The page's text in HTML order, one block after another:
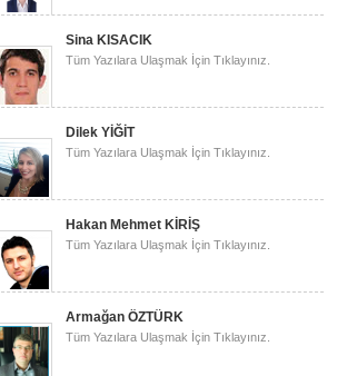
Sina KISACIK
Tüm Yazılara Ulaşmak İçin Tıklayınız.
Dilek YİĞİT
Tüm Yazılara Ulaşmak İçin Tıklayınız.
Hakan Mehmet KİRİŞ
Tüm Yazılara Ulaşmak İçin Tıklayınız.
Armağan ÖZTÜRK
Tüm Yazılara Ulaşmak İçin Tıklayınız.